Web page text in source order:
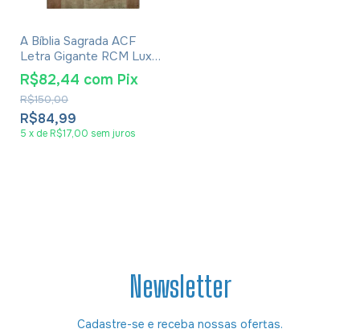
A Bíblia Sagrada ACF
Letra Gigante RCM Luxo
Bege Madeira
R$84,99
R$150,00
R$82,44 com Pix
5 x de R$17,00 sem juros
Newsletter
Cadastre-se e receba nossas ofertas.